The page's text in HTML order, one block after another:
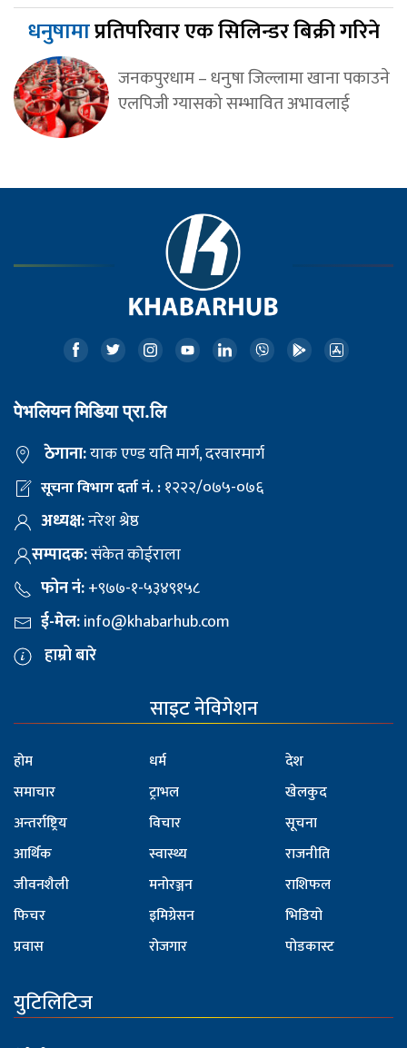
धनुषामाप्रतिपरिवार एक सिलिन्डर बिक्री गरिने
जनकपुरधाम – धनुषा जिल्लामा खाना पकाउने
एलपिजी ग्यासको सम्भावित अभावलाई
पेभलियन मिडिया प्रा.लि
ठेगाना:याक एण्ड यति मार्ग, दरवारमार्ग
सूचना विभाग दर्ता नं. :१२२२/०७५-०७६
अध्यक्ष:नरेश श्रेष्ठ
सम्पादक:संकेत कोईराला
फोन नं:+९७७-१-५३४९१५८
ई-मेल:info@khabarhub.com
हाम्रो बारे
साइट नेविगेशन
होम
समाचार
अन्तर्राष्ट्रिय
आर्थिक
जीवनशैली
फिचर
प्रवास
धर्म
ट्राभल
विचार
स्वास्थ्य
मनोरञ्जन
इमिग्रेसन
रोजगार
देश
खेलकुद
सूचना
राजनीति
राशिफल
भिडियो
पोडकास्ट
युटिलिटिज